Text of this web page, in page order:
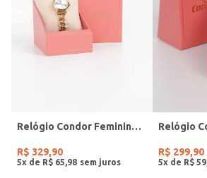
Relógio Condor Feminino DOURADO
R$ 329,90
5x de R$ 65 98
R$ 299,90
5x de R$ 59